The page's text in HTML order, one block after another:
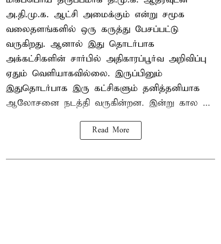
அ.தி.மு.க. ஆட்சி அமைக்கும் என்று சமூக
வலைதளங்களில் ஒரு கருத்து பேசப்பட்டு
வருகிறது. ஆனால் இது தொடர்பாக
அக்கட்சிகளின் சார்பில் அதிகாரப்பூர்வ அறிவிப்பு
ஏதும் வெளியாகவில்லை. இருப்பினும்
இதுதொடர்பாக இரு கட்சிகளும் தனித்தனியாக
ஆலோசனை நடத்தி வருகின்றன. இன்று கால ...
Read More